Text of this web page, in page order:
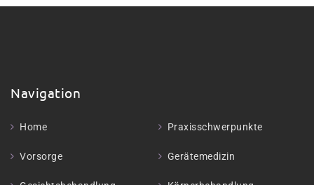
Navigation
Home Praxisschwerpunkte
Vorsorge Gerätemedizin